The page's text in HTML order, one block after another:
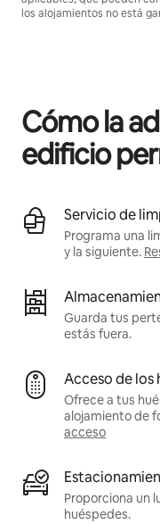
los alojamientos no está
Cómo la
edificio
Servicio de
Programa una
y la siguiente.
Guarda tus
estás fuera.
Acceso de los
Ofrece a tus
alojamiento de
acceso
Proporciona un
huéspedes.